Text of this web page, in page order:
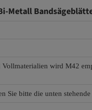
Metall
wird M42
Sie bitte die unten